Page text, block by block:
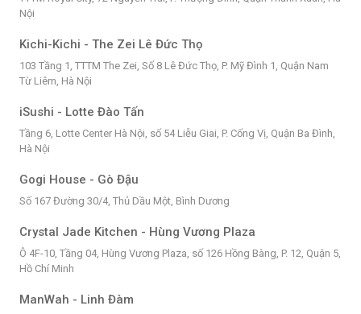
Nội
Kichi-Kichi - The Zei Lê Đức Thọ
103 Tầng 1, TTTM The Zei, Số 8 Lê Đức Thọ, P. Mỹ Đình 1, Quận Nam
Từ Liêm, Hà Nội
iSushi - Lotte Đào Tấn
Tầng 6, Lotte Center Hà Nội, số 54 Liễu Giai, P. Cống Vị, Quận Ba Đình,
Hà Nội
Gogi House - Gò Đậu
Số 167 Đường 30/4, Thủ Dầu Một, Bình Dương
Crystal Jade Kitchen - Hùng Vương Plaza
Ô 4F-10, Tầng 04, Hùng Vương Plaza, số 126 Hồng Bàng, P. 12, Quận 5,
Hồ Chí Minh
ManWah - Linh Đàm